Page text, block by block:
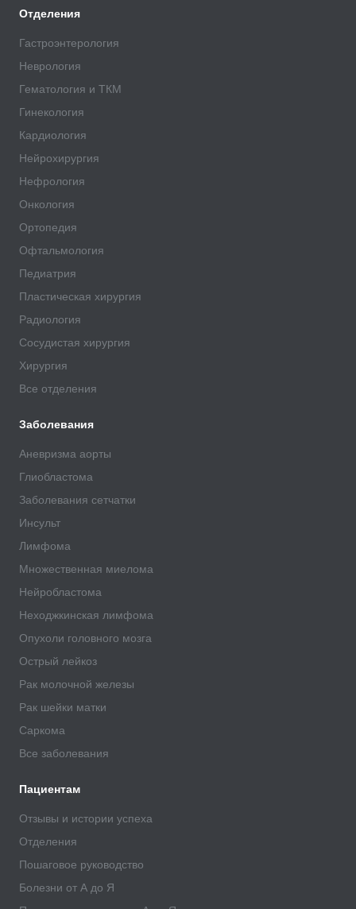
Отделения
Гастроэнтерология
Неврология
Гематология и ТКМ
Гинекология
Кардиология
Нейрохирургия
Нефрология
Онкология
Ортопедия
Офтальмология
Педиатрия
Пластическая хирургия
Радиология
Сосудистая хирургия
Хирургия
Все отделения
Заболевания
Аневризма аорты
Глиобластома
Заболевания сетчатки
Инсульт
Лимфома
Множественная миелома
Нейробластома
Неходжкинская лимфома
Опухоли головного мозга
Острый лейкоз
Рак молочной железы
Рак шейки матки
Саркома
Все заболевания
Пациентам
Отзывы и истории успеха
Отделения
Пошаговое руководство
Болезни от А до Я